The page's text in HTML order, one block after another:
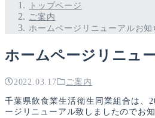
トップページ
ご案内
ホームページリニューアルお知
ホームページリニュ
2022.03.17 ご案内
千葉県飲食業生活衛生同業組合は、
ージリニューアル致しましたのでお